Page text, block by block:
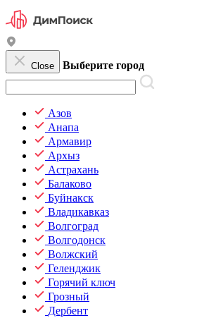
Close Выберите город
Азов
Анапа
Армавир
Архыз
Астрахань
Балаково
Буйнакск
Владикавказ
Волгоград
Волгодонск
Волжский
Геленджик
Горячий ключ
Грозный
Дербент